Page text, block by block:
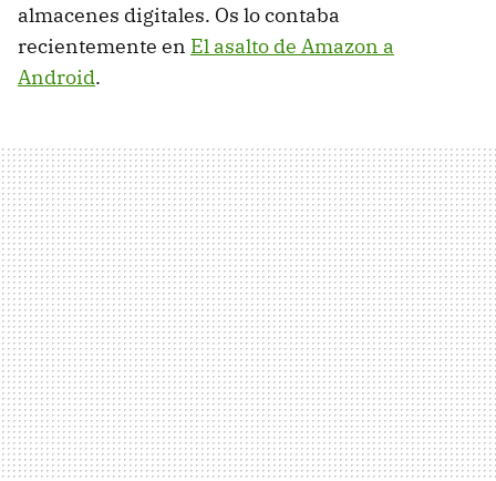
almacenes digitales. Os lo contaba
recientemente en El asalto de Amazon a
Android.